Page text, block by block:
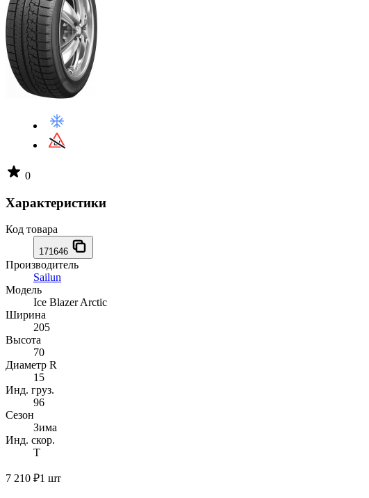
0
Характеристики
Код товара
171646
Производитель
Sailun
Модель
Ice Blazer Arctic
Ширина
205
Высота
70
Диаметр R
15
Инд. груз.
96
Сезон
Зима
Инд. скор.
T
7 210 ₽1 шт